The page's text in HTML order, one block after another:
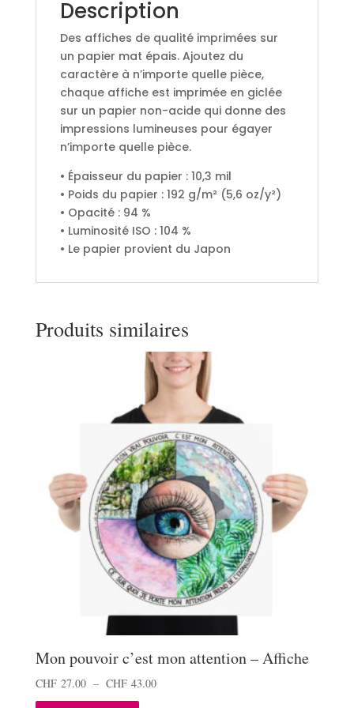
Description
Des affiches de qualité imprimées sur
un papier mat épais. Ajoutez du
caractère à n’importe quelle pièce,
chaque affiche est imprimée en giclée
sur un papier non-acide qui donne des
impressions lumineuses pour égayer
n’importe quelle pièce.
• Épaisseur du papier : 10,3 mil
• Poids du papier : 192 g/m² (5,6 oz/y²)
• Opacité : 94 %
• Luminosité ISO : 104 %
• Le papier provient du Japon
Produits similaires
Mon pouvoir c’est mon attention – Affiche
CHF27.00 – CHF43.00Plage
Ce